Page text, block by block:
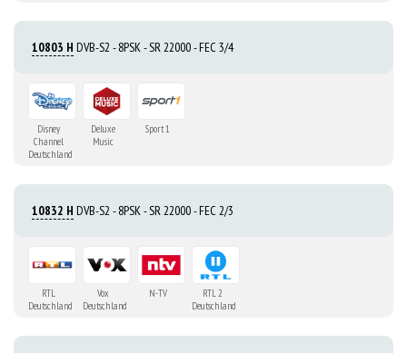
10803 H DVB-S2 - 8PSK - SR 22000 - FEC 3/4
Disney
Channel
Deutschland
Deluxe
Music
Sport 1
10832 H DVB-S2 - 8PSK - SR 22000 - FEC 2/3
RTL
Deutschland
Vox
Deutschland
N-TV
RTL 2
Deutschland